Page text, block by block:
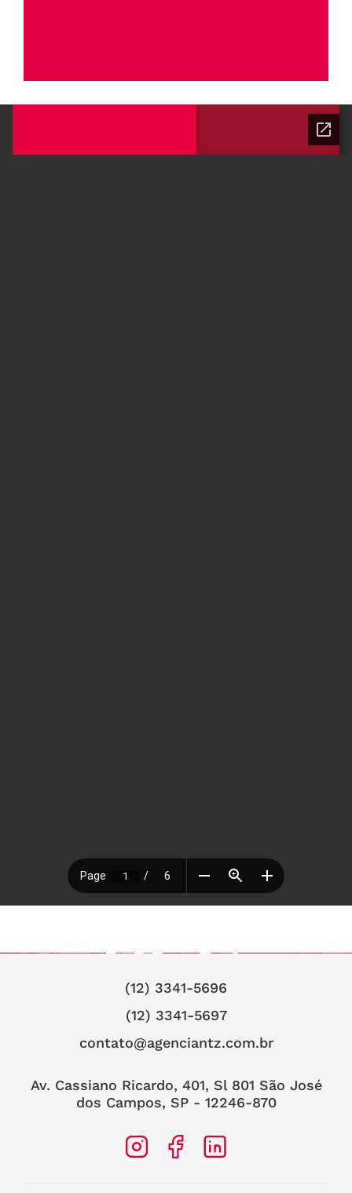
(12) 3341-5696
(12) 3341-5697
contato@agenciantz.com.br
Av. Cassiano Ricardo, 401, Sl 801 São José
dos Campos, SP - 12246-870